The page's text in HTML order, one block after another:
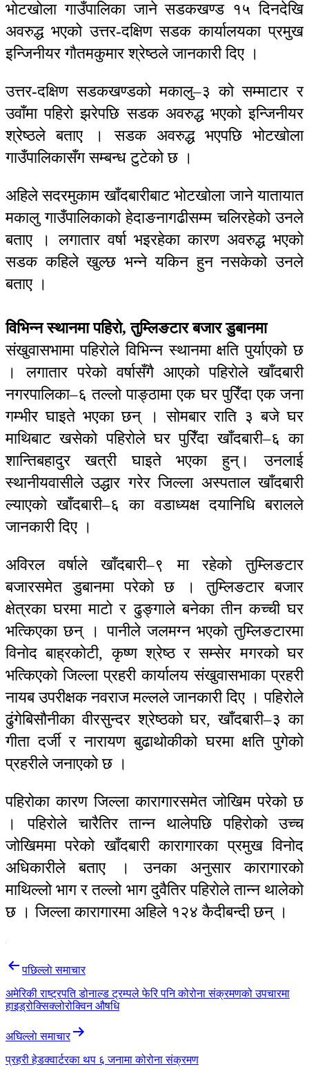
भोटखोला गाउँपालिका जाने सडकखण्ड १५ दिनदेखि
अवरुद्ध भएको उत्तर-दक्षिण सडक कार्यालयका प्रमुख
इन्जिनीयर गौतमकुमार श्रेष्ठले जानकारी दिए ।
उत्तर-दक्षिण सडकखण्डको मकालु–३ को सम्माटार र
उवाँमा पहिरो झरेपछि सडक अवरुद्ध भएको इन्जिनीयर
श्रेष्ठले बताए । सडक अवरुद्ध भएपछि भोटखोला
गाउँपालिकासँग सम्बन्ध टुटेको छ ।
अहिले सदरमुकाम खाँदबारीबाट भोटखोला जाने यातायात
मकालु गाउँपालिकाको हेदाङनागढीसम्म चलिरहेको उनले
बताए । लगातार वर्षा भइरहेका कारण अवरुद्ध भएको
सडक कहिले खुल्छ भन्ने यकिन हुन नसकेको उनले
बताए ।
विभिन्न स्थानमा पहिरो, तुम्लिङटार बजार डुबानमा
संखुवासभामा पहिरोले विभिन्न स्थानमा क्षति पुर्याएको छ
। लगातार परेको वर्षासँगै आएको पहिरोले खाँदबारी
नगरपालिका–६ तल्लो पाङ्ठामा एक घर पुरिँदा एक जना
गम्भीर घाइते भएका छन् । सोमबार राति ३ बजे घर
माथिबाट खसेको पहिरोले घर पुरिँदा खाँदबारी–६ का
शान्तिबहादुर खत्री घाइते भएका हुन्। उनलाई
स्थानीयवासीले उद्धार गरेर जिल्ला अस्पताल खाँदबारी
ल्याएको खाँदबारी–६ का वडाध्यक्ष दयानिधि बरालले
जानकारी दिए ।
अविरल वर्षाले खाँदबारी–९ मा रहेको तुम्लिङटार
बजारसमेत डुबानमा परेको छ । तुम्लिङटार बजार
क्षेत्रका घरमा माटो र ढुङ्गाले बनेका तीन कच्ची घर
भत्किएका छन् । पानीले जलमग्न भएको तुम्लिङटारमा
विनोद बाह्रकोटी, कृष्ण श्रेष्ठ र सम्सेर मगरको घर
भत्किएको जिल्ला प्रहरी कार्यालय संखुवासभाका प्रहरी
नायब उपरीक्षक नवराज मल्लले जानकारी दिए । पहिरोले
ढुंगेबिसौनीका वीरसुन्दर श्रेष्ठको घर, खाँदबारी–३ का
गीता दर्जी र नारायण बुढाथोकीको घरमा क्षति पुगेको
प्रहरीले जनाएको छ ।
पहिरोका कारण जिल्ला कारागारसमेत जोखिम परेको छ
। पहिरोले चारैतिर तान्न थालेपछि पहिरोको उच्च
जोखिममा परेको खाँदबारी कारागारका प्रमुख विनोद
अधिकारीले बताए । उनका अनुसार कारागारको
माथिल्लो भाग र तल्लो भाग दुवैतिर पहिरोले तान्न थालेको
छ । जिल्ला कारागारमा अहिले १२४ कैदीबन्दी छन् ।
Post
navigation
पछिल्लाे समाचार
अमेरिकी राष्ट्रपति डोनाल्ड ट्रम्पले फेरि पनि कोरोना संक्रमणको उपचारमा
हाइड्रोक्सिक्लोरोक्विन औषधि
अघिल्लाे समाचार
प्रहरी हेडक्वार्टरका थप ६ जनामा कोरोना संक्रमण